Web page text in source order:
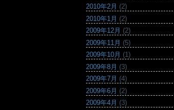
2010年2月 (2)
2010年1月 (2)
2009年12月 (2)
2009年11月 (5)
2009年10月 (1)
2009年8月 (3)
2009年7月 (4)
2009年6月 (2)
2009年4月 (3)